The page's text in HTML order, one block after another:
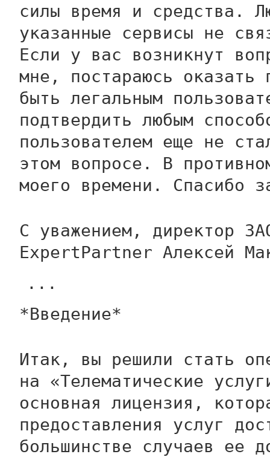
силы время и средства.
указанные сервисы не
Если у вас возникнут
мне, постараюсь
быть легальным
подтвердить любым
пользователем еще не
этом вопросе. В
моего времени. Спасибо
С уважением, директор
ExpertPartner Алексей
...
*Введение*
Итак, вы решили стать
на «Телематические
основная лицензия,
предоставления услуг
большинстве случаев ее